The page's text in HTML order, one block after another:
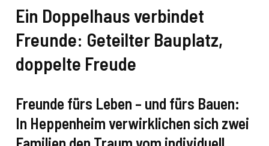
Ein Doppelhaus verbindet
Freunde: Geteilter Bauplatz,
doppelte Freude
Freunde fürs Leben – und fürs Bauen:
In Heppenheim verwirklichen sich zwei